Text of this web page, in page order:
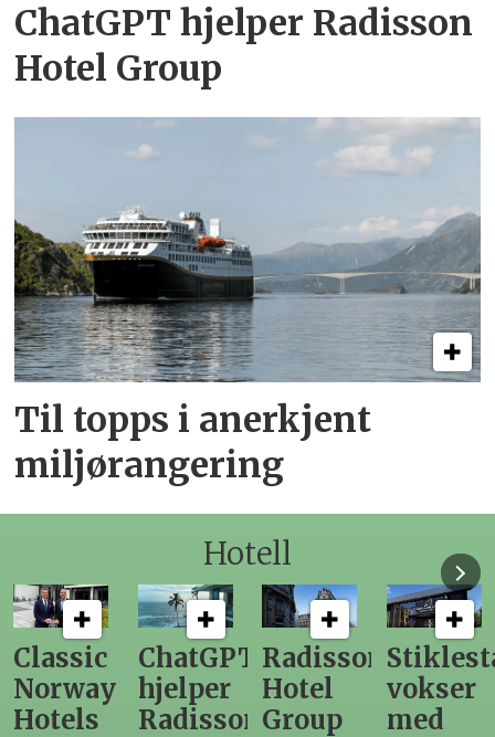
ChatGPT hjelper Radisson
Hotel Group
Til topps i anerkjent
miljørangering
Hotell
ChatGPT
hjelper
Radisson
Radisson
Hotel
Group
Stiklestad
vokser
med
Fra
direktør